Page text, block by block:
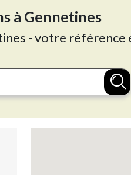
à Gennetines
- votre référence